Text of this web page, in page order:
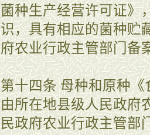
菌种生产经营许可证》
识，具有相应的菌种贮
府农业行政主管部门备
第十四条 母种和原种
由所在地县级人民政府
民政府农业行政主管部